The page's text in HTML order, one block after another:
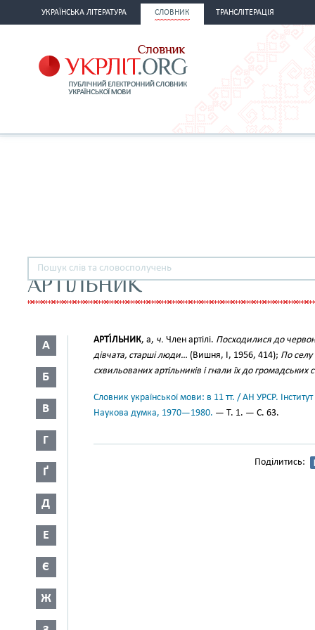
УКРАЇНСЬКА ЛІТЕРАТУРА СЛОВНИК ТРАНСЛІТЕРАЦІЯ
АРТІЛЬНИК
А
Б
В
Г
Ґ
Д
Е
Є
Ж
АРТІ́ЛЬНИК, а, ч. Член артілі. Посходилися до
дівчата, старші люди… (Вишня, І, 1956, 414); По селу
схвильованих артільників і гнали їх до громадських
Словник української мови: в 11 тт. / АН УРСР.
Наукова думка, 1970—1980. — Т. 1. — С. 63.
Поділитись: